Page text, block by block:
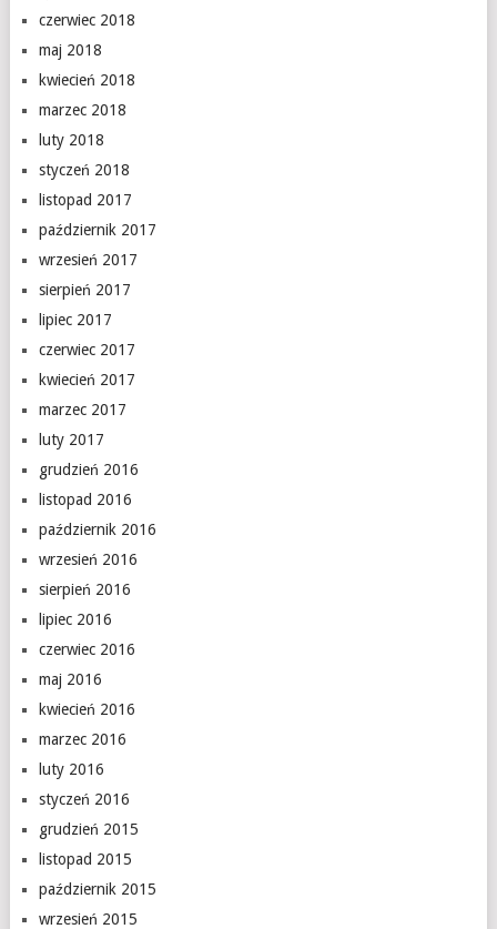
czerwiec 2018
maj 2018
kwiecień 2018
marzec 2018
luty 2018
styczeń 2018
listopad 2017
październik 2017
wrzesień 2017
sierpień 2017
lipiec 2017
czerwiec 2017
kwiecień 2017
marzec 2017
luty 2017
grudzień 2016
listopad 2016
październik 2016
wrzesień 2016
sierpień 2016
lipiec 2016
czerwiec 2016
maj 2016
kwiecień 2016
marzec 2016
luty 2016
styczeń 2016
grudzień 2015
listopad 2015
październik 2015
wrzesień 2015